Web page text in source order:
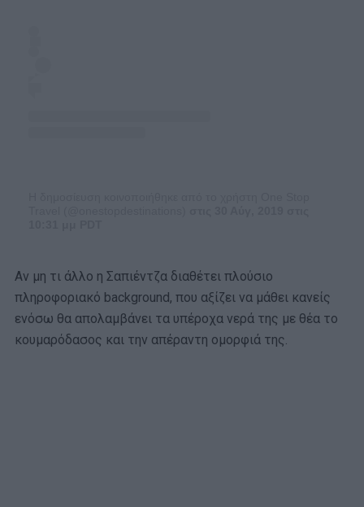
Αν μη τι άλλο η Σαπιέντζα διαθέτει πλούσιο
πληροφοριακό background, που αξίζει να μάθει κανείς
ενόσω θα απολαμβάνει τα υπέροχα νερά της με θέα το
κουμαρόδασος και την απέραντη ομορφιά της.